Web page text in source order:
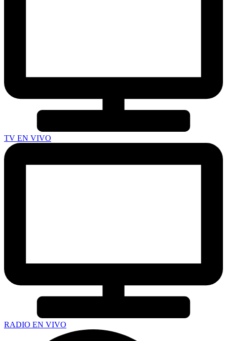
TV EN VIVO
RADIO EN VIVO